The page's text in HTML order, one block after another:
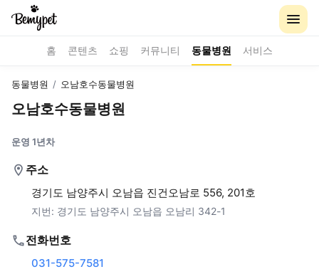
홈 콘텐츠 쇼핑 커뮤니티 동물병원 서비스
동물병원 / 오남호수동물병원
오남호수동물병원
운영 1년차
주소
경기도 남양주시 오남읍 진건오남로 556, 201호
지번: 경기도 남양주시 오남읍 오남리 342-1
전화번호
031-575-7581